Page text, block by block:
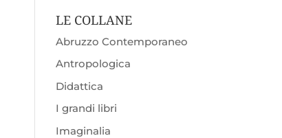
LE COLLANE
Abruzzo Contemporaneo
Antropologica
Didattica
I grandi libri
Imaginalia